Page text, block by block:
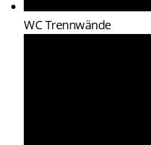
WC Trennwände